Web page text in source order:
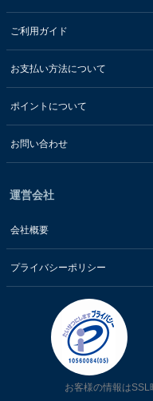
ご利用ガイド
お支払い方法について
ポイントについて
お問い合わせ
運営会社
会社概要
プライバシーポリシー
お客様の情報は